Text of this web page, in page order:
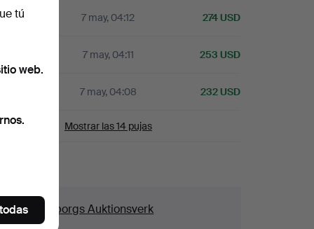
7 may, 04:12 274 USD
7 may, 04:11 253 USD
7 may, 04:08 232 USD
Mostrar las 14 pujas
Göteborgs Auktionsverk
tú
web.